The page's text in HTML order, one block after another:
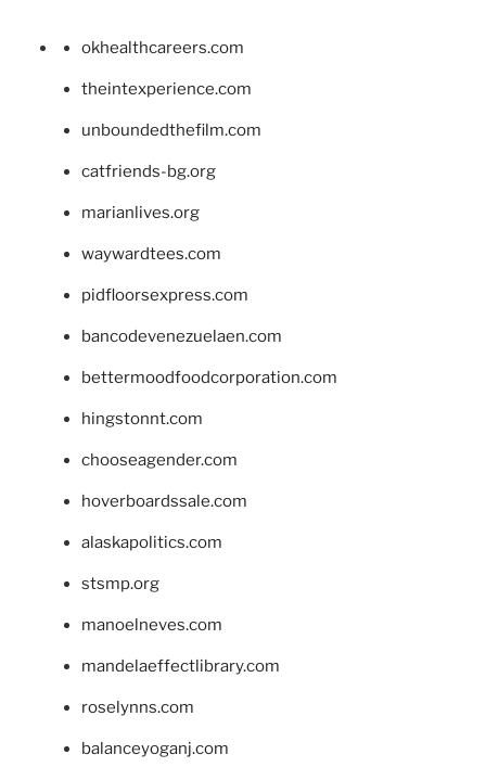
okhealthcareers.com
theintexperience.com
unboundedthefilm.com
catfriends-bg.org
marianlives.org
waywardtees.com
pidfloorsexpress.com
bancodevenezuelaen.com
bettermoodfoodcorporation.com
hingstonnt.com
chooseagender.com
hoverboardssale.com
alaskapolitics.com
stsmp.org
manoelneves.com
mandelaeffectlibrary.com
roselynns.com
balanceyoganj.com